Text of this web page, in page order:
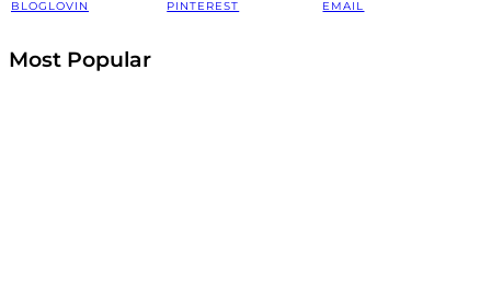
BLOGLOVIN PINTEREST EMAIL
Most Popular